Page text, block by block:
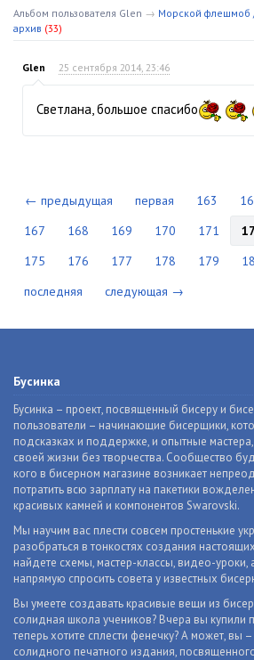
Альбом пользователя Glen → Морской флешмоб
архив (33)
Glen 25 сентября 2014, 23:46
Светлана, большое спасибо
← предыдущая первая 163
167
168 169 170 171
175
176 177 178 179
последняя
следующая →
Бусинка
Бусинка – проект, посвященный бисеру и
пользователи – начинающие бисерщики,
подсказках и поддержке, и опытные
своей жизни без творчества. Сообщество
кого в бисерном магазине возникает
потратить всю зарплату на пакетики
красивых камней и компонентов Swarovski.
Мы научим вас плести совсем простенькие
разобраться в тонкостях создания
найдете схемы, мастер-классы, видео-уроки,
напрямую спросить совета у известных
Вы умеете создавать красивые вещи из
солидная школа учеников? Вчера вы купили
теперь хотите сплести фенечку? А может, вы
солидного печатного издания,